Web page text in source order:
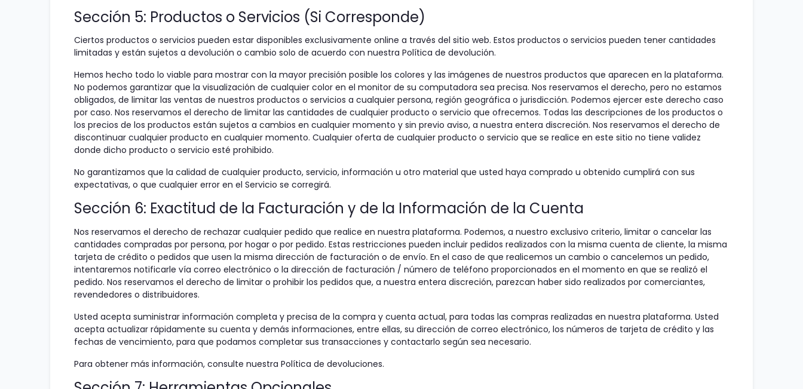
Sección 5: Productos o Servicios (Si Corresponde)
Ciertos productos o servicios pueden estar disponibles exclusivamente online a través del sitio web. Estos productos o servicios pueden tener cantidades
limitadas y están sujetos a devolución o cambio solo de acuerdo con nuestra Política de devolución.
Hemos hecho todo lo viable para mostrar con la mayor precisión posible los colores y las imágenes de nuestros productos que aparecen en la plataforma.
No podemos garantizar que la visualización de cualquier color en el monitor de su computadora sea precisa. Nos reservamos el derecho, pero no estamos
obligados, de limitar las ventas de nuestros productos o servicios a cualquier persona, región geográfica o jurisdicción. Podemos ejercer este derecho caso
por caso. Nos reservamos el derecho de limitar las cantidades de cualquier producto o servicio que ofrecemos. Todas las descripciones de los productos o
los precios de los productos están sujetos a cambios en cualquier momento y sin previo aviso, a nuestra entera discreción. Nos reservamos el derecho de
discontinuar cualquier producto en cualquier momento. Cualquier oferta de cualquier producto o servicio que se realice en este sitio no tiene validez
donde dicho producto o servicio esté prohibido.
No garantizamos que la calidad de cualquier producto, servicio, información u otro material que usted haya comprado u obtenido cumplirá con sus
expectativas, o que cualquier error en el Servicio se corregirá.
Sección 6: Exactitud de la Facturación y de la Información de la Cuenta
Nos reservamos el derecho de rechazar cualquier pedido que realice en nuestra plataforma. Podemos, a nuestro exclusivo criterio, limitar o cancelar las
cantidades compradas por persona, por hogar o por pedido. Estas restricciones pueden incluir pedidos realizados con la misma cuenta de cliente, la misma
tarjeta de crédito o pedidos que usen la misma dirección de facturación o de envío. En el caso de que realicemos un cambio o cancelemos un pedido,
intentaremos notificarle vía correo electrónico o la dirección de facturación / número de teléfono proporcionados en el momento en que se realizó el
pedido. Nos reservamos el derecho de limitar o prohibir los pedidos que, a nuestra entera discreción, parezcan haber sido realizados por comerciantes,
revendedores o distribuidores.
Usted acepta suministrar información completa y precisa de la compra y cuenta actual, para todas las compras realizadas en nuestra plataforma. Usted
acepta actualizar rápidamente su cuenta y demás informaciones, entre ellas, su dirección de correo electrónico, los números de tarjeta de crédito y las
fechas de vencimiento, para que podamos completar sus transacciones y contactarlo según sea necesario.
Para obtener más información, consulte nuestra Política de devoluciones.